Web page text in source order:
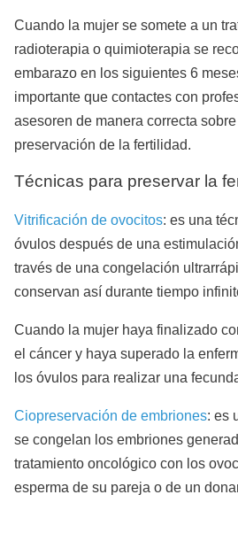
Cuando la mujer se somete a un
radioterapia o quimioterapia se
embarazo en los siguientes 6
importante que contactes con
asesoren de manera correcta
preservación de la fertilidad.
Técnicas para preservar la
Vitrificación de ovocitos: es una
óvulos después de una
través de una congelación
conservan así durante tiempo
Cuando la mujer haya finalizado
el cáncer y haya superado la
los óvulos para realizar una
Ciopreservación de embriones: es
se congelan los embriones
tratamiento oncológico con los
esperma de su pareja o de un